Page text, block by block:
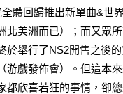
體回歸推出新單曲&世
北美洲而已）；而又眾
於舉行了NS2開售之後
游戲發佈會）。但這本
都欣喜若狂的事情，卻